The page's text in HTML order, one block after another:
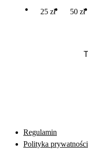
25 zł 50 zł
Regulamin
Polityka prywatności